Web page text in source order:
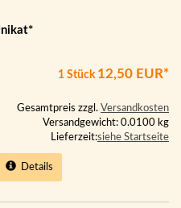
1 Stück 12,50 EUR*
Gesamtpreis zzgl. Versandkosten
Versandgewicht: 0.0100 kg
Lieferzeit:siehe Startseite
Details